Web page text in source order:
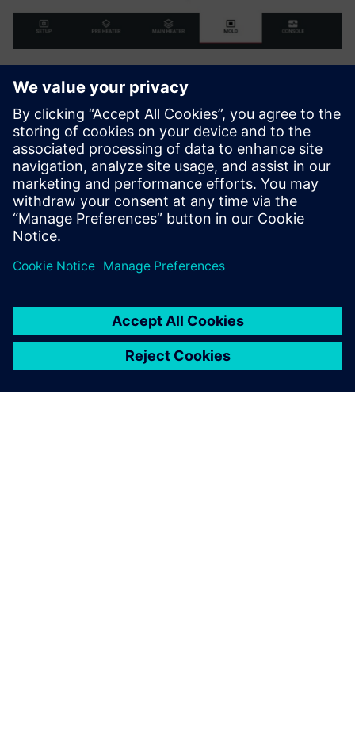
Maxima Thermoforming DT
Цифровий близнюк на основі фізики, покращений
штучним інтелектом для ліній термоформування.
Підключається до машин за лічені секунди, щоб
моделювати теплову та механічну поведінку в режимі
реального часу, прогнозувати дефекти до ї...
Докладніше